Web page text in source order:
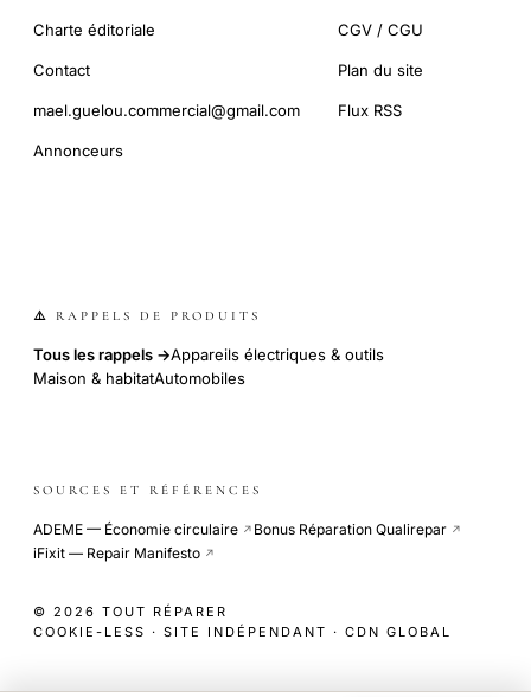
Charte éditoriale
Contact
mael.guelou.commercial@gmail.com
Annonceurs
CGV / CGU
Plan du site
Flux RSS
⚠️ RAPPELS DE PRODUITS
Tous les rappels →Appareils électriques & outils
Maison & habitatAutomobiles
SOURCES ET RÉFÉRENCES
ADEME — Économie circulaire ↗ Bonus Réparation Qualirepar ↗
iFixit — Repair Manifesto ↗
© 2026 TOUT RÉPARER
COOKIE-LESS · SITE INDÉPENDANT · CDN GLOBAL